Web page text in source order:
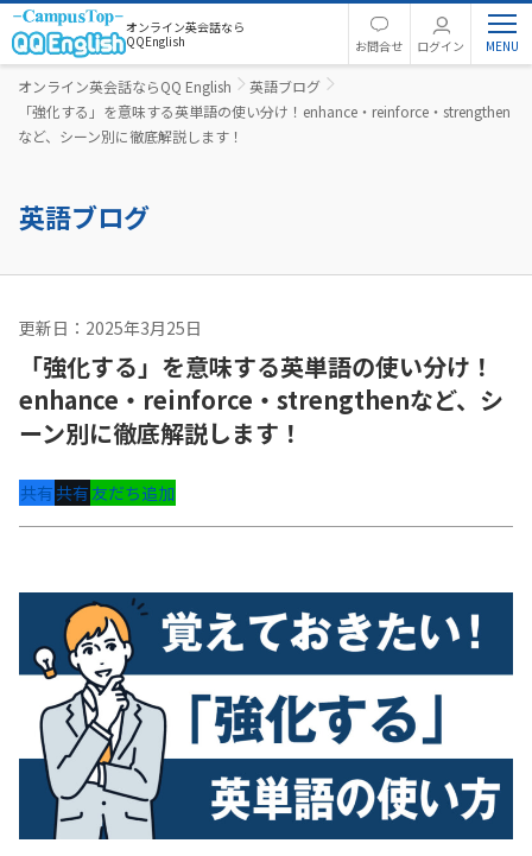
オンライン英会話なら
QQEnglish
お問合せ ログイン
オンライン英会話ならQQ English
英語ブログ
「強化する」を意味する英単語の使い分け！enhance・reinforce・strengthen
など、シーン別に徹底解説します！
英語ブログ
更新日：2025年3月25日
「強化する」を意味する英単語の使い分け！
enhance・reinforce・strengthenなど、シ
ーン別に徹底解説します！
共有共有友だち追加